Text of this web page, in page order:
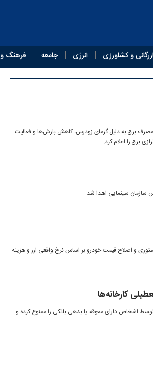
و کشاورزی انرژی جامعه فرهنگ
نیروی برق استان تهران از افزایش ۸ درصدی مصرف برق به دلیل گرمای زودرس، کاهش بارش‌ها و فعالیت
سازمان سینمایی اهدا شد.
و اصلاح قیمت خودرو بر اساس نرخ واقعی ارز و هزینه
کارخانه‌ها
اشخاص دارای معوقه یا بدهی بانکی را ممنوع کرده و